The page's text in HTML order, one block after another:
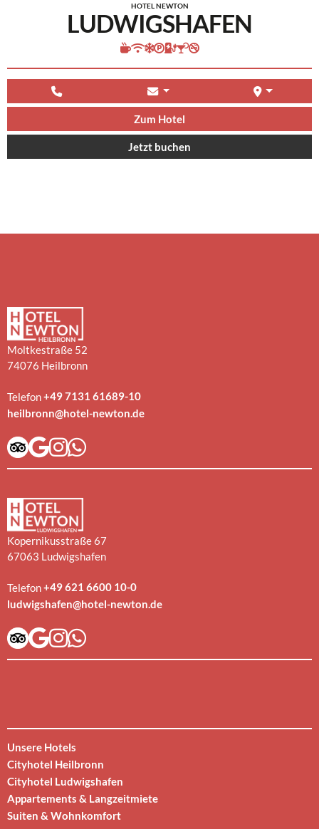
HOTEL NEWTON
LUDWIGSHAFEN
Zum Hotel
Jetzt buchen
Moltkestraße 52
74076 Heilbronn
Telefon+49 7131 61689-10
heilbronn@hotel-newton.de
Kopernikusstraße 67
67063 Ludwigshafen
Telefon+49 621 6600 10-0
ludwigshafen@hotel-newton.de
Unsere Hotels
Cityhotel Heilbronn
Cityhotel Ludwigshafen
Appartements & Langzeitmiete
Suiten & Wohnkomfort